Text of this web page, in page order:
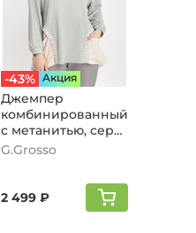
-43% Aкция
Джемпер
комбинированный
с метанитью, серо-
голубой
G.Grosso
2 499 ₽